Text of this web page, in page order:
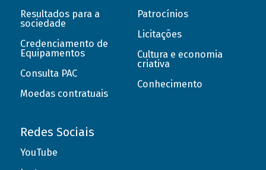
Resultados para a
sociedade
Credenciamento de
Equipamentos
Consulta PAC
Moedas contratuais
Patrocínios
Licitações
Cultura e economia
criativa
Conhecimento
Redes Sociais
YouTube